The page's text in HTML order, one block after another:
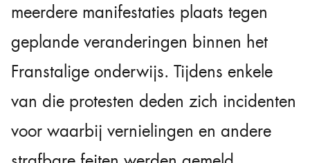
meerdere manifestaties plaats tegen
geplande veranderingen binnen het
Franstalige onderwijs. Tijdens enkele
van die protesten deden zich incidenten
voor waarbij vernielingen en andere